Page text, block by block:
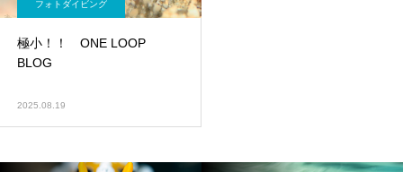
フォトダイビング
極小！！ ONE LOOP
BLOG
2025.08.19